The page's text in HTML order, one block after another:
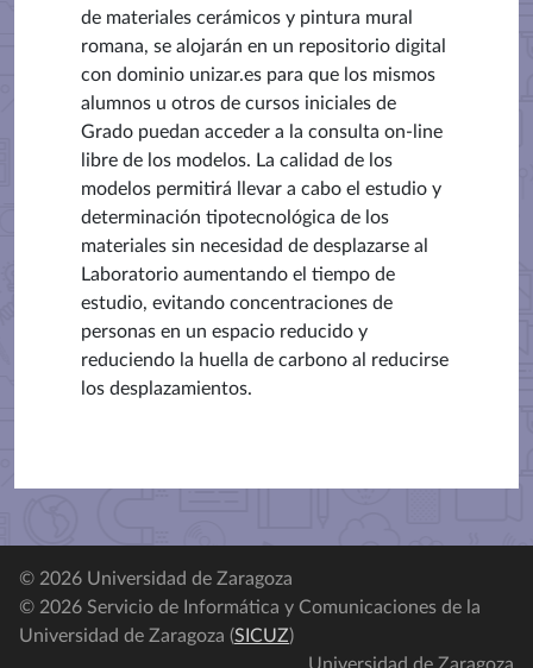
de materiales cerámicos y pintura mural
romana, se alojarán en un repositorio digital
con dominio unizar.es para que los mismos
alumnos u otros de cursos iniciales de
Grado puedan acceder a la consulta on-line
libre de los modelos. La calidad de los
modelos permitirá llevar a cabo el estudio y
determinación tipotecnológica de los
materiales sin necesidad de desplazarse al
Laboratorio aumentando el tiempo de
estudio, evitando concentraciones de
personas en un espacio reducido y
reduciendo la huella de carbono al reducirse
los desplazamientos.
© 2026 Universidad de Zaragoza
© 2026 Servicio de Informática y Comunicaciones de la
Universidad de Zaragoza (SICUZ)